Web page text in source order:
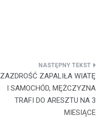
ZAZDROŚĆ ZAPALIŁA WIATĘ
I SAMOCHÓD, MĘŻCZYZNA
TRAFI DO ARESZTU NA 3
MIESIĄCE